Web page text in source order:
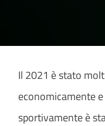
Il 2021 è stato
economicamente
sportivamente è